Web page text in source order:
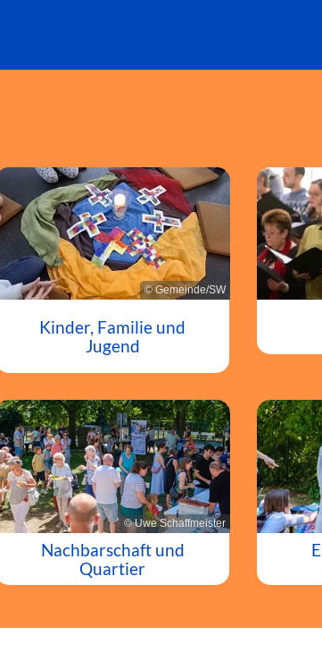
© Gemeinde/SW
Kinder, Familie und
Jugend
© Uwe Schaffmeister
Nachbarschaft und
Quartier